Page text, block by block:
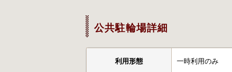
公共駐輪場詳細
利用形態 一時利用のみ